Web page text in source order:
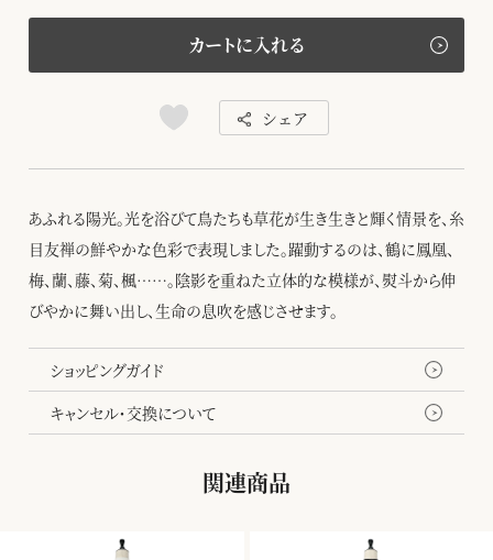
カートに入れる
シェア
あふれる陽光。光を浴びて鳥たちも草花が生き生きと輝く情景を、糸
目友禅の鮮やかな色彩で表現しました。躍動するのは、鶴に鳳凰、
梅、蘭、藤、菊、楓……。陰影を重ねた立体的な模様が、熨斗から伸
びやかに舞い出し、生命の息吹を感じさせます。
ショッピングガイド
キャンセル・交換について
関連商品